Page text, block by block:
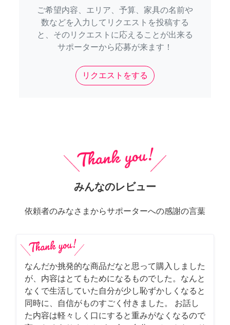
ご希望内容、エリア、予算、家具の名前や
数などを入力してリクエストを投稿する
と、そのリクエストに応えることが出来る
サポーターから応募が来ます！
リクエストをする
みんなのレビュー
依頼者のみなさまからサポーターへの感謝の言葉
なんだか挑発的な商品だなと思って購入しました
が、内容はとてもためになるものでした。なんと
なくで生活していた自分が少し恥ずかしくなると
同時に、自信がものすごく付きました。 お話し
た内容は軽々しく口にすると重みがなくなるので